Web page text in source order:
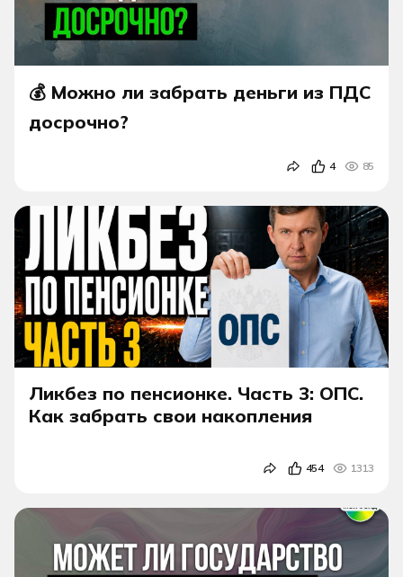
💰 Можно ли забрать деньги из ПДС
досрочно?
4 85
Ликбез по пенсионке. Часть 3: ОПС.
Как забрать свои накопления
454 1313